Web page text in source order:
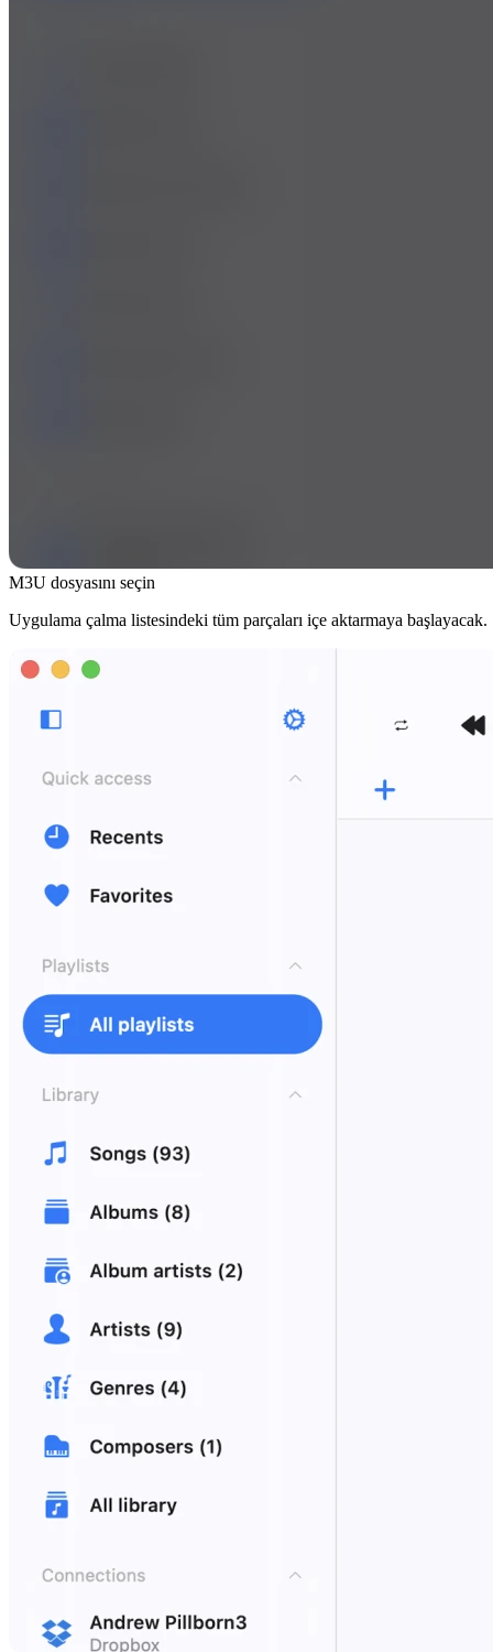
M3U dosyasını seçin
Uygulama çalma listesindeki tüm parçaları içe aktarmaya başlayacak.